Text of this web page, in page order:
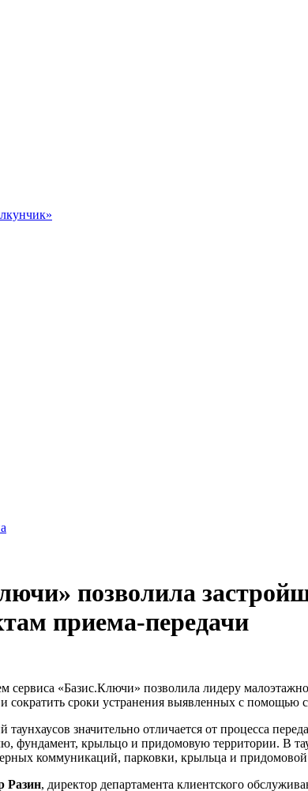
позволила
приема-передачи
сервиса «Базис.Ключи» позволила лидеру
сократить сроки устранения выявленных с помощью
значительно отличается от процесса
фундамент, крыльцо и придомовую территории. В
коммуникаций, парковки, крыльца и придомовой
Разин, директор департамента клиентского